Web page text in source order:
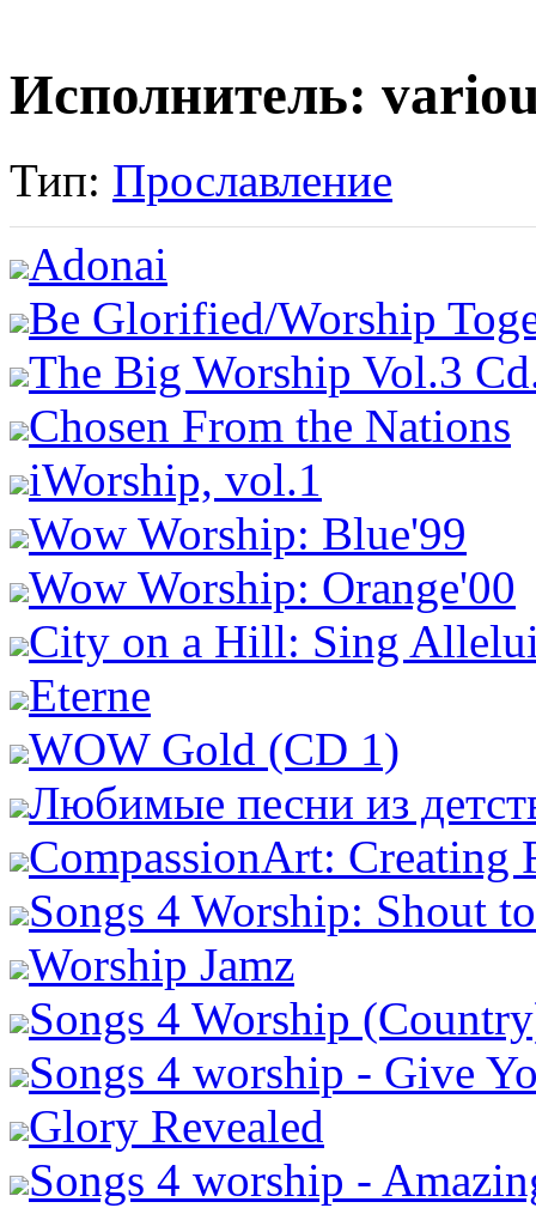
Исполнитель:
Тип: Прославление
Adonai
Be Glorified/Worship
The Big Worship Vol.3
Chosen From the Nations
iWorship, vol.1
Wow Worship: Blue'99
Wow Worship: Orange'00
City on a Hill: Sing
Eterne
WOW Gold (CD 1)
Любимые песни из
CompassionArt: Creating
Songs 4 Worship: Shout
Worship Jamz
Songs 4 Worship
Songs 4 worship - Give
Glory Revealed
Songs 4 worship -